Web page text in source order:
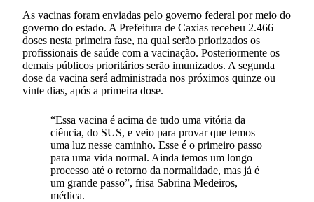
As vacinas foram enviadas pelo governo federal por meio do
governo do estado. A Prefeitura de Caxias recebeu 2.466
doses nesta primeira fase, na qual serão priorizados os
profissionais de saúde com a vacinação. Posteriormente os
demais públicos prioritários serão imunizados. A segunda
dose da vacina será administrada nos próximos quinze ou
vinte dias, após a primeira dose.
“Essa vacina é acima de tudo uma vitória da
ciência, do SUS, e veio para provar que temos
uma luz nesse caminho. Esse é o primeiro passo
para uma vida normal. Ainda temos um longo
processo até o retorno da normalidade, mas já é
um grande passo”, frisa Sabrina Medeiros,
médica.